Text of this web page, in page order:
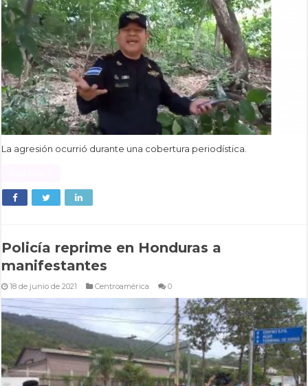
La agresión ocurrió durante una cobertura periodística.
Policía reprime en Honduras a
manifestantes
18 de junio de 2021 Centroamérica 0